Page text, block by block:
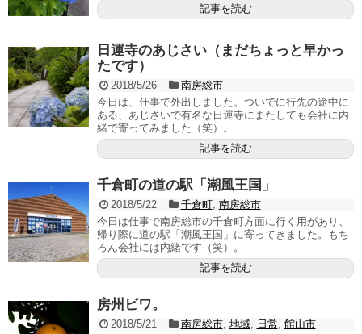
記事を読む
日運寺のあじさい（まだちょっと早かっ
たです）
2018/5/26
南房総市
今日は、仕事で外出しました。ついでに行先の途中に
ある、あじさいで有名な日運寺にまたしても会社に内
緒で寄ってみました（笑）。
記事を読む
千倉町の道の駅「潮風王国」
2018/5/22 千倉町, 南房総市
今日は仕事で南房総市の千倉町方面に行く用があり、
帰り際に道の駅「潮風王国」に寄ってきました。もち
ろん会社には内緒です（笑）。
記事を読む
房州ビワ。
2018/5/21 南房総市, 地域, 日常, 館山市